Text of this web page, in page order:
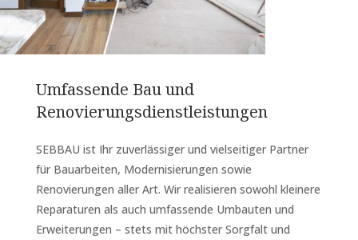
Umfassende Bau und
Renovierungsdienstleistungen
SEBBAU ist Ihr zuverlässiger und vielseitiger Partner
für Bauarbeiten, Modernisierungen sowie
Renovierungen aller Art. Wir realisieren sowohl kleinere
Reparaturen als auch umfassende Umbauten und
Erweiterungen – stets mit höchster Sorgfalt und